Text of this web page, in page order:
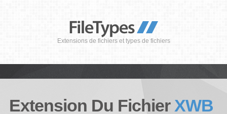
Extensions de fichiers et types de fichiers
Extension Du Fichier XWB